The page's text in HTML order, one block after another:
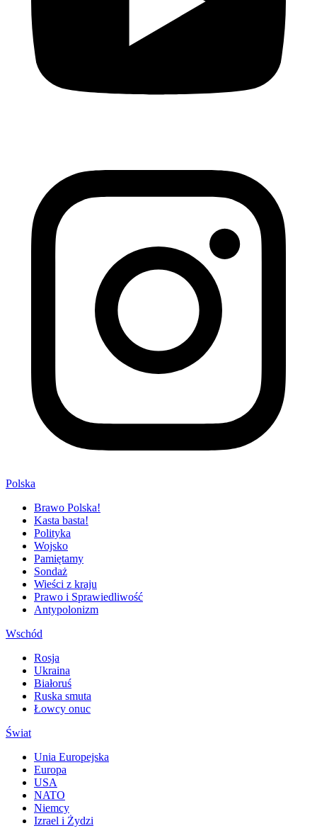
Polska
Brawo Polska!
Kasta basta!
Polityka
Wojsko
Pamiętamy
Sondaż
Wieści z kraju
Prawo i Sprawiedliwość
Antypolonizm
Wschód
Rosja
Ukraina
Białoruś
Ruska smuta
Łowcy onuc
Świat
Unia Europejska
Europa
USA
NATO
Niemcy
Izrael i Żydzi